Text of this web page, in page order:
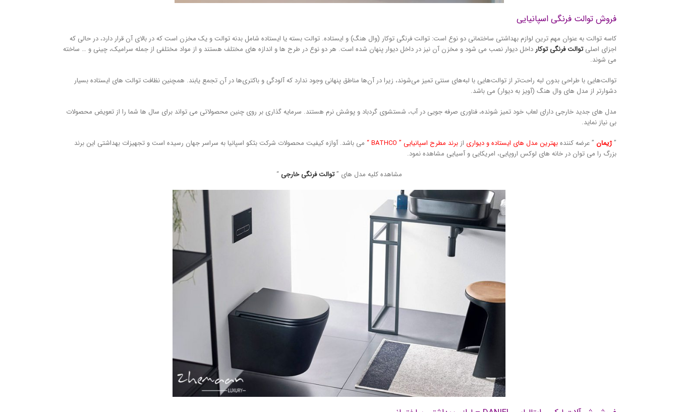
فروش توالت فرنگی اسپانیایی
کاسه توالت به عنوان مهم ترین لوازم بهداشتی ساختمانی دو نوع است: توالت فرنگی توکار (وال هنگ) و ایستاده. توالت بسته یا ایستاده شامل بدنه توالت و یک مخزن است که در بالای آن قرار دارد، در حالی که
اجزای اصلیتوالت فرنگی توکار داخل دیوار نصب می شود و مخزن آن نیز در داخل دیوار پنهان شده است. هر دو نوع در طرح ها و اندازه های مختلف هستند و از مواد مختلفی از جمله سرامیک، چینی و … ساخته
می شوند.
توالت‌هایی با طراحی بدون لبه راحت‌تر از توالت‌هایی با لبه‌های سنتی تمیز می‌شوند، زیرا در آن‌ها مناطق پنهانی وجود ندارد که آلودگی و باکتری‌ها در آن تجمع یابند. همچنین نظافت توالت های ایستاده بسیار
دشوارتر از مدل های وال هنگ (آویز به دیوار) می باشد.
مدل های جدید خارجی دارای لعاب خود تمیز شونده، فناوری صرفه جویی در آب، شستشوی گردباد و پوشش نرم هستند. سرمایه گذاری بر روی چنین محصولاتی می تواند برای سال ها شما را از تعویض محصولات
بی نیاز نماید.
”ژیمان” عرضه کنندهبهترین مدل های ایستاده و دیواری از برند مطرح اسپانیایی ” BATHCO “
می باشد. آوازه کیفیت محصولات شرکت بثکو اسپانیا به سراسر جهان رسیده است و تجهیزات بهداشتی این برند
بزرگ را می توان در خانه های لوکس اروپایی، امریکایی و آسیایی مشاهده نمود.
مشاهده کلیه مدل های ”توالت فرنگی خارجی “